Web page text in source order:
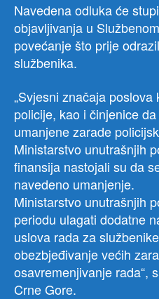
Navedena odluka će
objavljivanja u
povećanje što prije
službenika.
„Svjesni značaja
policije, kao i činjenice
umanjene zarade
Ministarstvo unutrašnjih
finansija nastojali su da
navedeno umanjenje.
Ministarstvo unutrašnjih
periodu ulagati dodatne
uslova rada za
obezbjeđivanje većih
osavremenjivanje rada“,
Crne Gore.